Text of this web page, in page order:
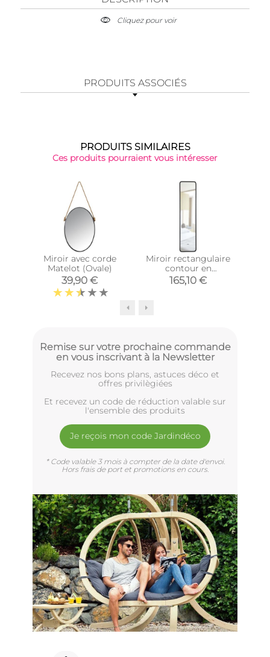
Cliquez pour voir
PRODUITS ASSOCIÉS
PRODUITS SIMILAIRES
Ces produits pourraient vous intéresser
Miroir avec corde
Matelot (Ovale)
39,90 €
Miroir rectangulaire
contour en
caoutchouc mat
165,10 €
Remise sur votre prochaine commande
en vous inscrivant à la Newsletter
Recevez nos bons plans, astuces déco et
offres privilègiées
Et recevez un code de réduction valable sur
l'ensemble des produits
Je reçois mon code Jardindéco
* Code valable 3 mois à compter de la date d'envoi.
Hors frais de port et promotions en cours.